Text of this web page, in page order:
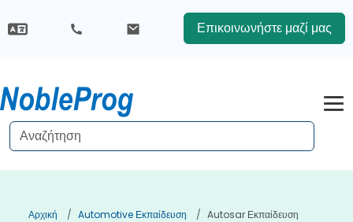
Επικοινωνήστε μαζί μας
Αρχική Automotive Εκπαίδευση Autosar Εκπαίδευση